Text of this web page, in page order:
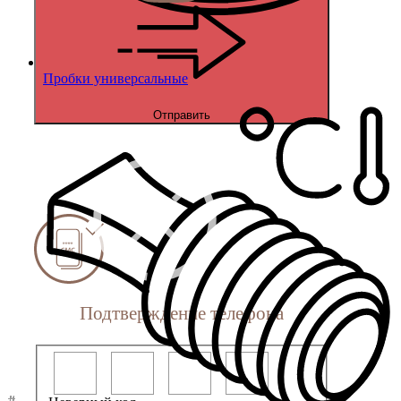
Пробки универсальные
Отправить
Подтверждение телефона